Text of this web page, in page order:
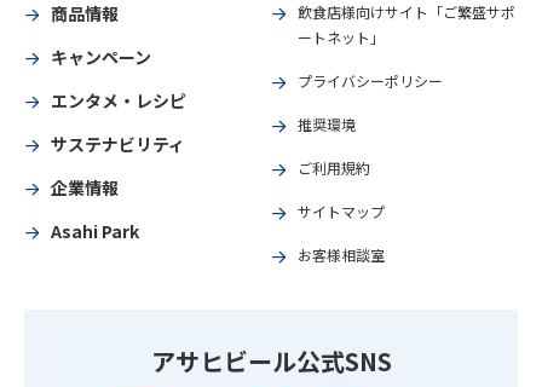
商品情報
キャンペーン
エンタメ・レシピ
サステナビリティ
企業情報
Asahi Park
飲食店様向けサイト「ご繁盛サポ
ートネット」
プライバシーポリシー
推奨環境
ご利用規約
サイトマップ
お客様相談室
アサヒビール公式SNS